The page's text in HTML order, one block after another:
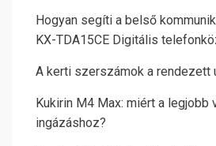
Hogyan segíti a belső
KX-TDA15CE Digitális
A kerti szerszámok a rendezett
Kukirin M4 Max: miért a legjobb
ingázáshoz?